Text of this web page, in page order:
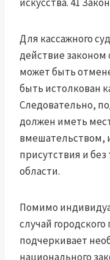
Для кассажного
действие законом
может быть
быть истолкован
Следовательно,
должен иметь
вмешательством,
присутствия и
области.
Помимо
случай
подчеркивает
национального